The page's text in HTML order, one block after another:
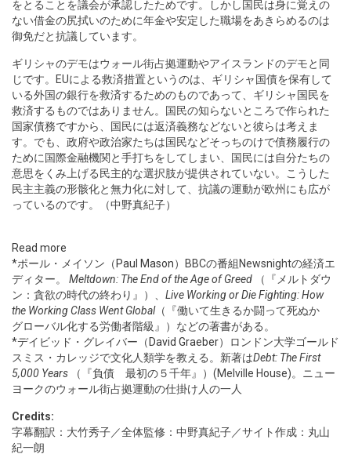
をとることを議会が承認したためです。しかし国民は身に覚えの
ない借金の尻拭いのために年金や安定した職場をあきらめるのは
御免だと抗議しています。
ギリシャのデモはウォール街占拠運動やアイスランドのデモと同
じです。EUによる救済措置というのは、ギリシャ国債を保有して
いる外国の銀行を救済するためのものであって、ギリシャ国民を
救済するものではありません。国民の知らないところで作られた
国家債務ですから、国民には返済義務などないと彼らは考えま
す。でも、政府や政治家たちは国民などそっちのけで債務履行の
ために国際金融機関と手打ちをしてしまい、国民には自分たちの
意思をくみ上げる民主的な選択肢が提供されていない。こうした
民主主義の形骸化と無力化に対して、抗議の運動が欧州にも広が
っているのです。（中野真紀子）
Read more
*ポール・メイソン（ Paul Mason）BBCの番組Newsnightの経済エ
ディター。 Meltdown: The End of the Age of Greed （『メルトダウ
ン：貪欲の時代の終わり』）、 Live Working or Die Fighting: How
the Working Class Went Global（『働いて生きるか闘って死ぬか
グローバル化する労働者階級』）などの著書がある。
*デイビッド・グレイバー（ David Graeber）ロンドン大学ゴールド
スミス・カレッジで文化人類学を教える。新著はDebt: The First
5,000 Years （『負債 最初の５千年』）(Melville House)。ニュー
ヨークのウォール街占拠運動の仕掛け人の一人
Credits:
字幕翻訳：大竹秀子／全体監修：中野真紀子／サイト作成：丸山
紀一朗